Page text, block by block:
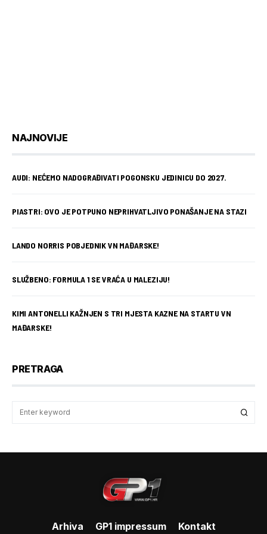
NAJNOVIJE
AUDI: NEĆEMO NADOGRAĐIVATI POGONSKU JEDINICU DO 2027.
PIASTRI: OVO JE POTPUNO NEPRIHVATLJIVO PONAŠANJE NA STAZI
LANDO NORRIS POBJEDNIK VN MAĐARSKE!
SLUŽBENO: FORMULA 1 SE VRAĆA U MALEZIJU!
KIMI ANTONELLI KAŽNJEN S TRI MJESTA KAZNE NA STARTU VN
MAĐARSKE!
PRETRAGA
Arhiva GP1 impressum Kontakt